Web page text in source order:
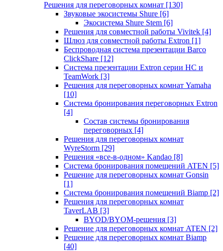
Решения для переговорных комнат [130]
Звуковые экосистемы Shure [6]
Экосистема Shure Stem [6]
Решения для совместной работы Vivitek [4]
Шлюз для совместной работы Extron [1]
Беспроводная система презентации Barco
ClickShare [12]
Система презентации Extron серии HC и
TeamWork [3]
Решения для переговорных комнат Yamaha
[10]
Система бронирования переговорных Extron
[4]
Состав системы бронирования
переговорных [4]
Решения для переговорных комнат
WyreStorm [29]
Решения «все-в-одном» Kandao [8]
Система бронирования помещений ATEN [5]
Решение для переговорных комнат Gonsin
[1]
Система бронирования помещений Biamp [2]
Решения для переговорных комнат
TaverLAB [3]
BYOD/BYOM-решения [3]
Решение для переговорных комнат ATEN [2]
Решение для переговорных комнат Biamp
[40]